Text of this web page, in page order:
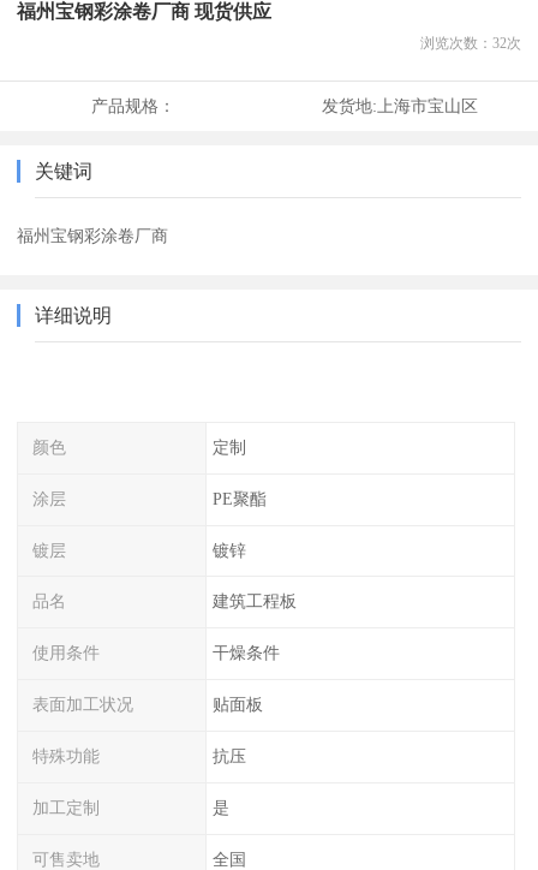
福州宝钢彩涂卷厂商 现货供应
浏览次数： 32次
产品规格： 发货地: 上海市宝山区
关键词
福州宝钢彩涂卷厂商
详细说明
颜色 定制
涂层 PE聚酯
镀层 镀锌
品名 建筑工程板
使用条件 干燥条件
表面加工状况 贴面板
特殊功能 抗压
加工定制 是
可售卖地 全国